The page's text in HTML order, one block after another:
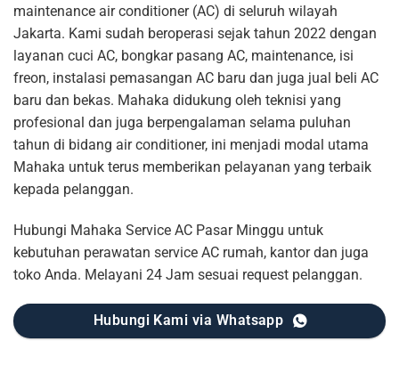
maintenance air conditioner (AC) di seluruh wilayah
Jakarta. Kami sudah beroperasi sejak tahun 2022 dengan
layanan cuci AC, bongkar pasang AC, maintenance, isi
freon, instalasi pemasangan AC baru dan juga jual beli AC
baru dan bekas. Mahaka didukung oleh teknisi yang
profesional dan juga berpengalaman selama puluhan
tahun di bidang air conditioner, ini menjadi modal utama
Mahaka untuk terus memberikan pelayanan yang terbaik
kepada pelanggan.
Hubungi Mahaka Service AC Pasar Minggu untuk
kebutuhan perawatan service AC rumah, kantor dan juga
toko Anda. Melayani 24 Jam sesuai request pelanggan.
Hubungi Kami via Whatsapp